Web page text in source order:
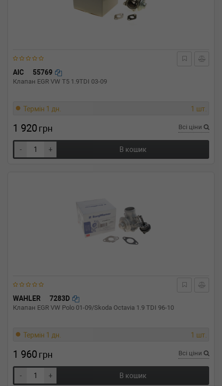
AIC 55769
Клапан EGR VW T5 1.9TDI 03-09
Термін 1 дн. 1 шт.
1 920 грн Всі ціни
- + В кошик
WAHLER 7283D
Клапан EGR VW Polo 01-09/Skoda Octavia 1.9 TDI 96-10
Термін 1 дн. 1 шт.
1 960 грн Всі ціни
- + В кошик